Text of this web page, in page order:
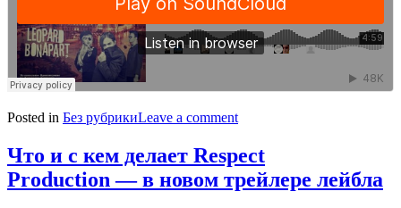
Posted in Без рубрикиLeave a comment
Что и с кем делает Respect
Production — в новом трейлере лейбла